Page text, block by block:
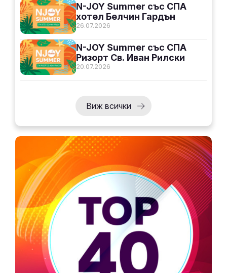
26.07.2026
N-JOY Summer със СПА
хотел Белчин Гардън
20.07.2026
N-JOY Summer със СПА
Ризорт Св. Иван Рилски
Виж всички